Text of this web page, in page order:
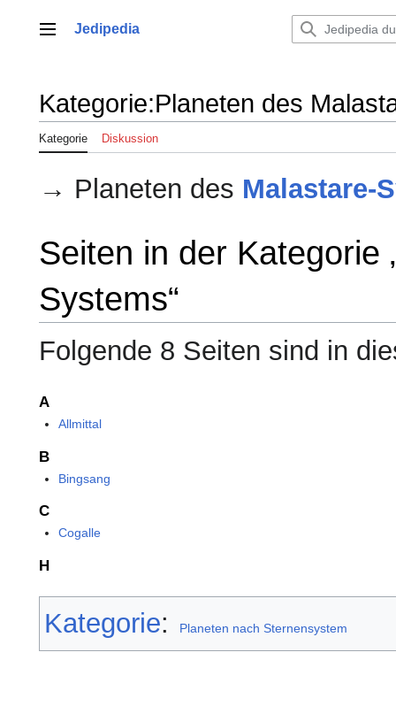
springenHauptmenü
Jedipedia
Kategorie:Planeten des
Kategorie Diskussion
→ Planeten des Malastare-
Seiten in der Kategorie
Systems“
Folgende 8 Seiten sind in
A
Allmittal
B
Bingsang
C
Cogalle
H
Kategorie: Planeten nach Sternensystem